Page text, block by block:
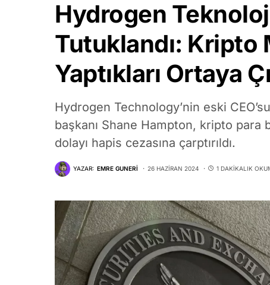
Hydrogen
Tutuklandı: Kripto
Yaptıkları Ortaya
Hydrogen Technology’nin eski
başkanı Shane Hampton, kripto para
dolayı hapis cezasına çarptırıldı.
YAZAR: EMRE GUNERI 26 HAZIRAN 2024 1 DAKIKALIK